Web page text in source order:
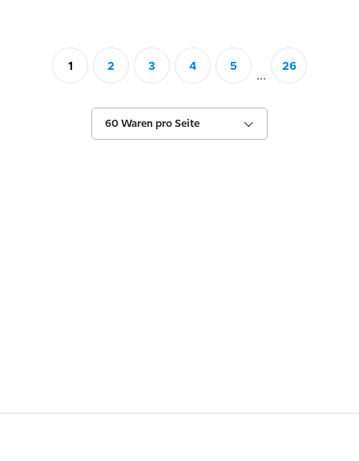
1 2 3 4 5
...
26
60 Waren pro Seite